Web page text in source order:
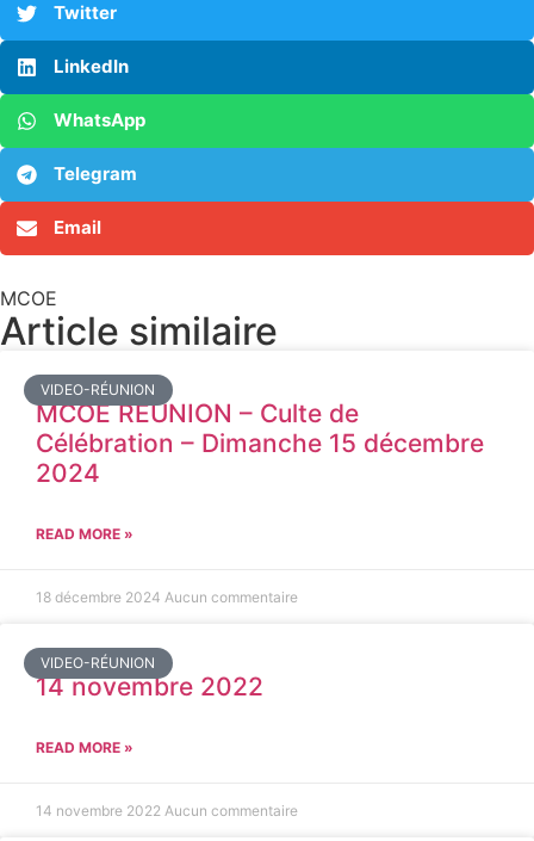
Twitter
LinkedIn
WhatsApp
Telegram
Email
MCOE
Article similaire​
VIDEO-RÉUNION
MCOE REUNION – Culte de
Célébration – Dimanche 15 décembre
2024
READ MORE »
18 décembre 2024 Aucun commentaire
VIDEO-RÉUNION
14 novembre 2022
READ MORE »
14 novembre 2022 Aucun commentaire